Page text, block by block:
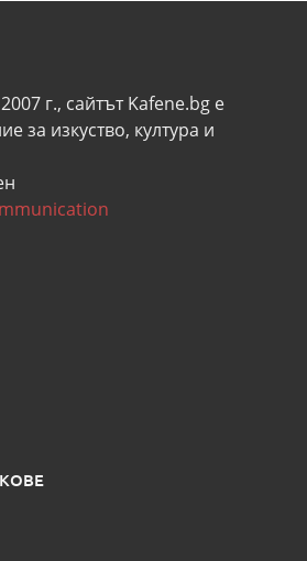
г., сайтът Kafene.bg e
за изкуство, култура и